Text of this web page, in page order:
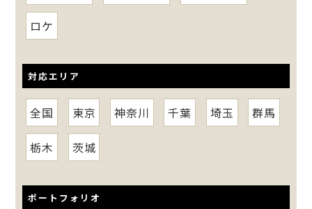
ロケ
対応エリア
全国 東京 神奈川 千葉 埼玉 群馬
栃木 茨城
ポートフォリオ